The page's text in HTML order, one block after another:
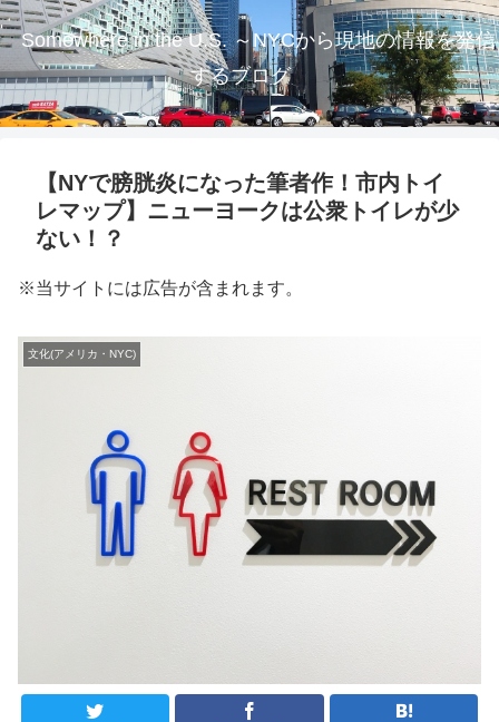
Somewhere in the U.S. ～NYCから現地の情報を発信
するブログ
【NYで膀胱炎になった筆者作！市内トイ
レマップ】ニューヨークは公衆トイレが少
ない！？
※当サイトには広告が含まれます。
文化(アメリカ・NYC)